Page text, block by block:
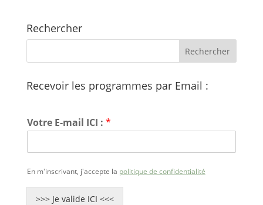
Rechercher
Recevoir les programmes par Email :
Votre E-mail ICI : *
En m'inscrivant, j'accepte la politique de confidentialité
>>> Je valide ICI <<<